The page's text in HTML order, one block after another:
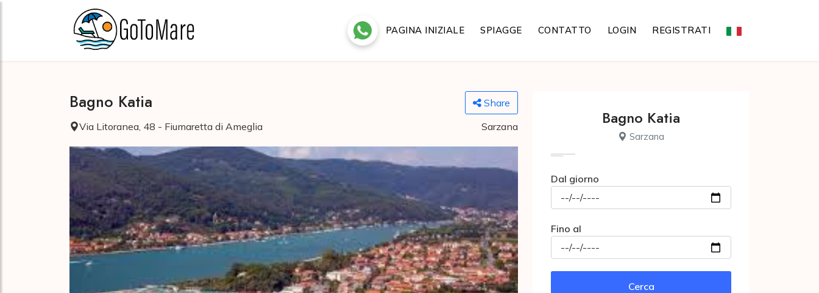
PAGINA INIZIALE SPIAGGE CONTATTO LOGIN REGISTRATI
Bagno Katia
Share
Via Litoranea, 48 - Fiumaretta di Ameglia
Sarzana Bagno Katia
Sarzana
Dal giorno
Fino al
Cerca